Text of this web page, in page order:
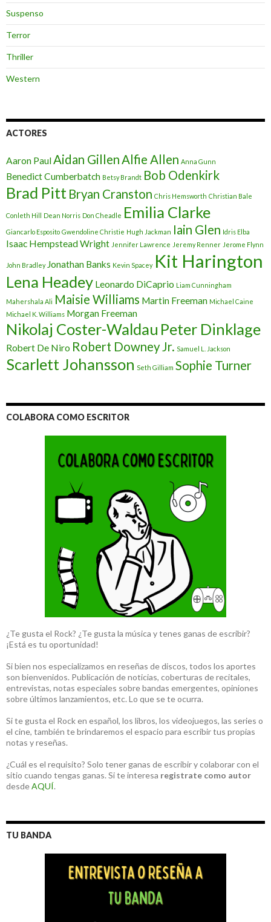
Suspenso
Terror
Thriller
Western
ACTORES
Aaron PaulAidan GillenAlfie Allen Anna Gunn
Benedict Cumberbatch Betsy Brandt Bob Odenkirk
Brad Pitt Bryan Cranston Chris Hemsworth Christian Bale
Conleth Hill Dean Norris Don Cheadle Emilia Clarke
Giancarlo Esposito Gwendoline Christie Hugh Jackman Iain Glen Idris Elba
Isaac Hempstead Wright Jennifer Lawrence Jeremy Renner Jerome Flynn
John Bradley Jonathan Banks Kevin Spacey Kit Harington
Lena Headey Leonardo DiCaprio Liam Cunningham
Mahershala Ali Maisie Williams Martin Freeman Michael Caine
Michael K. Williams Morgan Freeman
Nikolaj Coster-Waldau Peter Dinklage
Robert De Niro Robert Downey Jr. Samuel L. Jackson
Scarlett Johansson Seth Gilliam Sophie Turner
COLABORA COMO ESCRITOR
¿Te gusta el Rock? ¿Te gusta la música y tenes ganas de escribir?
¡Está es tu oportunidad!
Si bien nos especializamos en reseñas de discos, todos los aportes
son bienvenidos. Publicación de noticias, coberturas de recitales,
entrevistas, notas especiales sobre bandas emergentes, opiniones
sobre últimos lanzamientos, etc. Lo que se te ocurra.
Si te gusta el Rock en español, los libros, los videojuegos, las series o
el cine, también te brindaremos el espacio para escribir tus propias
notas y reseñas.
¿Cuál es el requisito? Solo tener ganas de escribir y colaborar con el
sitio cuando tengas ganas. Si te interesa registrate como autor
desdeAQUÍ.
TU BANDA